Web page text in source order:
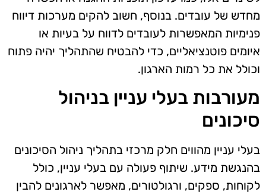
מחדש של עובדים. בנוסף, חשוב להקים מערכות דיווח
פנימיות המאפשרות לעובדים לדווח על בעיות או
איומים פוטנציאליים, כדי להבטיח שהתהליך יהיה פתוח
וכולל את כל רמות הארגון.
מעורבות בעלי עניין בניהול
סיכונים
בעלי עניין מהווים חלק מרכזי בתהליך ניהול הסיכונים
בהנגשת מידע. שיתוף פעולה עם בעלי עניין, כולל
לקוחות, ספקים, ורגולטורים, מאפשר לארגונים להבין